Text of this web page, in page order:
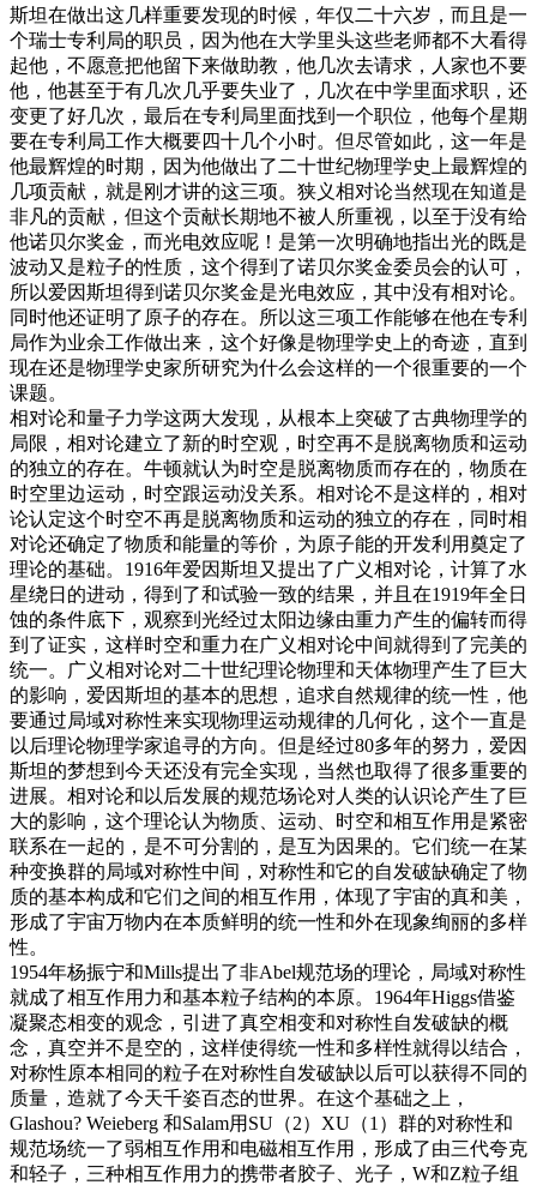
斯坦在做出这几样重要发现的时候，年仅二十六岁，而且是一
个瑞士专利局的职员，因为他在大学里头这些老师都不大看得
起他，不愿意把他留下来做助教，他几次去请求，人家也不要
他，他甚至于有几次几乎要失业了，几次在中学里面求职，还
变更了好几次，最后在专利局里面找到一个职位，他每个星期
要在专利局工作大概要四十几个小时。但尽管如此，这一年是
他最辉煌的时期，因为他做出了二十世纪物理学史上最辉煌的
几项贡献，就是刚才讲的这三项。狭义相对论当然现在知道是
非凡的贡献，但这个贡献长期地不被人所重视，以至于没有给
他诺贝尔奖金，而光电效应呢！是第一次明确地指出光的既是
波动又是粒子的性质，这个得到了诺贝尔奖金委员会的认可，
所以爱因斯坦得到诺贝尔奖金是光电效应，其中没有相对论。
同时他还证明了原子的存在。所以这三项工作能够在他在专利
局作为业余工作做出来，这个好像是物理学史上的奇迹，直到
现在还是物理学史家所研究为什么会这样的一个很重要的一个
课题。
相对论和量子力学这两大发现，从根本上突破了古典物理学的
局限，相对论建立了新的时空观，时空再不是脱离物质和运动
的独立的存在。牛顿就认为时空是脱离物质而存在的，物质在
时空里边运动，时空跟运动没关系。相对论不是这样的，相对
论认定这个时空不再是脱离物质和运动的独立的存在，同时相
对论还确定了物质和能量的等价，为原子能的开发利用奠定了
理论的基础。1916年爱因斯坦又提出了广义相对论，计算了水
星绕日的进动，得到了和试验一致的结果，并且在1919年全日
蚀的条件底下，观察到光经过太阳边缘由重力产生的偏转而得
到了证实，这样时空和重力在广义相对论中间就得到了完美的
统一。广义相对论对二十世纪理论物理和天体物理产生了巨大
的影响，爱因斯坦的基本的思想，追求自然规律的统一性，他
要通过局域对称性来实现物理运动规律的几何化，这个一直是
以后理论物理学家追寻的方向。但是经过80多年的努力，爱因
斯坦的梦想到今天还没有完全实现，当然也取得了很多重要的
进展。相对论和以后发展的规范场论对人类的认识论产生了巨
大的影响，这个理论认为物质、运动、时空和相互作用是紧密
联系在一起的，是不可分割的，是互为因果的。它们统一在某
种变换群的局域对称性中间，对称性和它的自发破缺确定了物
质的基本构成和它们之间的相互作用，体现了宇宙的真和美，
形成了宇宙万物内在本质鲜明的统一性和外在现象绚丽的多样
性。
1954年杨振宁和Mills提出了非Abel规范场的理论，局域对称性
就成了相互作用力和基本粒子结构的本原。1964年Higgs借鉴
凝聚态相变的观念，引进了真空相变和对称性自发破缺的概
念，真空并不是空的，这样使得统一性和多样性就得以结合，
对称性原本相同的粒子在对称性自发破缺以后可以获得不同的
质量，造就了今天千姿百态的世界。在这个基础之上，
Glashou? Weieberg 和Salam用SU（2）XU（1）群的对称性和
规范场统一了弱相互作用和电磁相互作用，形成了由三代夸克
和轻子，三种相互作用力的携带者胶子、光子，W和Z粒子组